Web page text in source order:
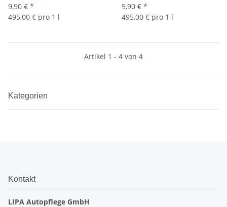
9,90 € *
495,00 € pro 1 l
9,90 € *
495,00 € pro 1 l
Artikel 1 - 4 von 4
Kategorien
Kontakt
LIPA Autopflege GmbH